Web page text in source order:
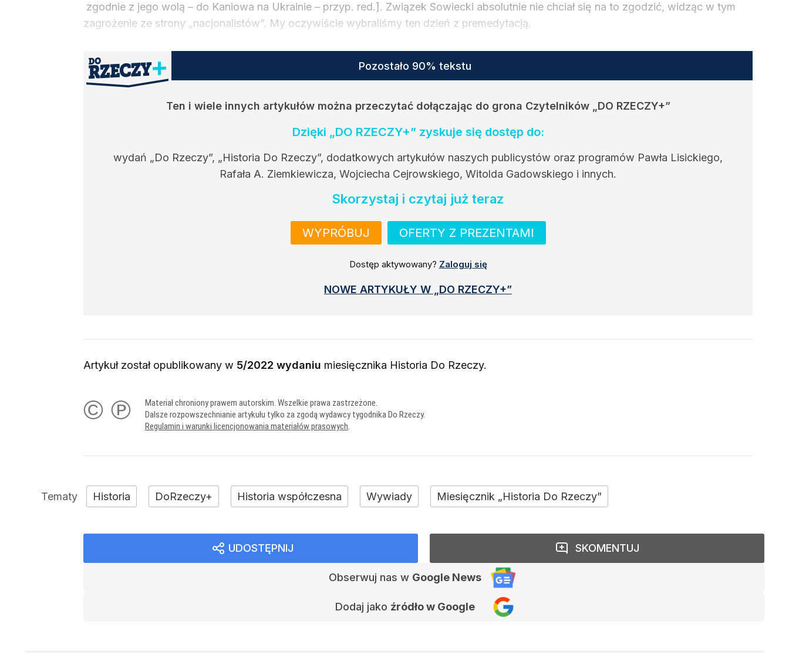
zgodnie z jego wolą – do Kaniowa na Ukrainie – przyp. red.]. Związek Sowiecki absolutnie nie chciał się na to zgodzić, widząc w tym
zagrożenie ze strony „nacjonalistów”. My oczywiście wybraliśmy ten dzień z premedytacją.
Pozostało 90% tekstu
Ten i wiele innych artykułów można przeczytać dołączając do grona Czytelników „DO RZECZY+”
Dzięki „DO RZECZY+” zyskuje się dostęp do:
wydań „Do Rzeczy”, „Historia Do Rzeczy”, dodatkowych artykułów naszych publicystów oraz programów Pawła Lisickiego,
Rafała A. Ziemkiewicza, Wojciecha Cejrowskiego, Witolda Gadowskiego i innych.
Skorzystaj i czytaj już teraz
WYPRÓBUJ OFERTY Z PREZENTAMI
Dostęp aktywowany? Zaloguj się
NOWE ARTYKUŁY W „DO RZECZY+”
Artykuł został opublikowany w 5/2022 wydaniu miesięcznika Historia Do Rzeczy.
© ℗
Materiał chroniony prawem autorskim. Wszelkie prawa zastrzeżone.
Dalsze rozpowszechnianie artykułu tylko za zgodą wydawcy tygodnika Do Rzeczy.
Regulamin i warunki licencjonowania materiałów prasowych.
Historia DoRzeczy+ Historia współczesna Wywiady Miesięcznik „Historia Do Rzeczy”
UDOSTĘPNIJ
Obserwuj nas w Google News
Dodaj jako źródło w Google
SKOMENTUJ